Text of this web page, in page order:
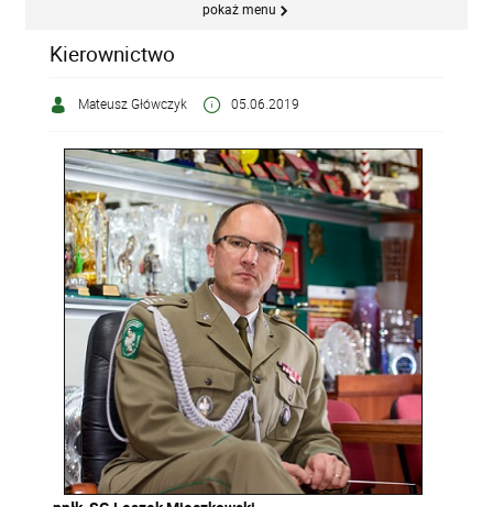
pokaż menu
Kierownictwo
Mateusz Główczyk 05.06.2019